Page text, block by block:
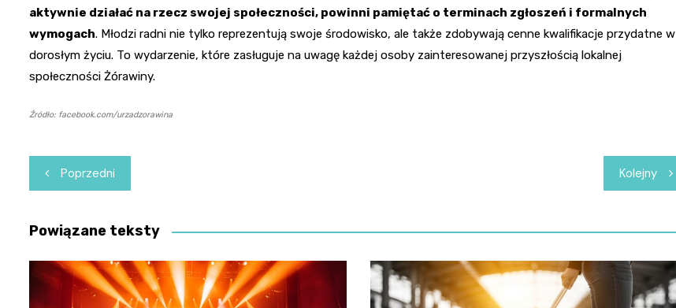
aktywnie działać na rzecz swojej społeczności, powinni pamiętać o terminach zgłoszeń i formalnych
wymogach. Młodzi radni nie tylko reprezentują swoje środowisko, ale także zdobywają cenne kwalifikacje przydatne w
dorosłym życiu. To wydarzenie, które zasługuje na uwagę każdej osoby zainteresowanej przyszłością lokalnej
społeczności Żórawiny.
Źródło: facebook.com/urzadzorawina
Nawigacja
wpisu
Poprzedni Kolejny
Powiązane teksty